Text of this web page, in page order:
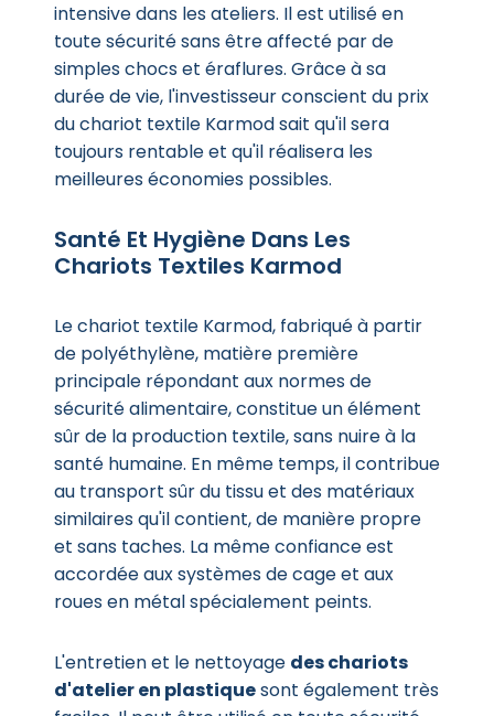
intensive dans les ateliers. Il est utilisé en
toute sécurité sans être affecté par de
simples chocs et éraflures. Grâce à sa
durée de vie, l'investisseur conscient du prix
du chariot textile Karmod sait qu'il sera
toujours rentable et qu'il réalisera les
meilleures économies possibles.
Santé Et Hygiène Dans Les
Chariots Textiles Karmod
Le chariot textile Karmod, fabriqué à partir
de polyéthylène, matière première
principale répondant aux normes de
sécurité alimentaire, constitue un élément
sûr de la production textile, sans nuire à la
santé humaine. En même temps, il contribue
au transport sûr du tissu et des matériaux
similaires qu'il contient, de manière propre
et sans taches. La même confiance est
accordée aux systèmes de cage et aux
roues en métal spécialement peints.
L'entretien et le nettoyage des chariots
d'atelier en plastiquesont également très